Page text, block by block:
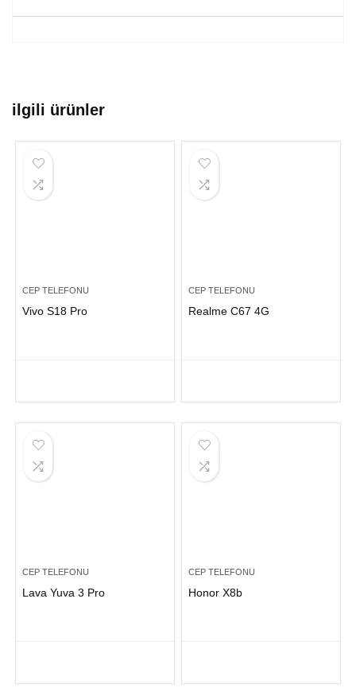
ilgili ürünler
CEP TELEFONU
Vivo S18 Pro
CEP TELEFONU
Realme C67 4G
CEP TELEFONU
Lava Yuva 3 Pro
CEP TELEFONU
Honor X8b